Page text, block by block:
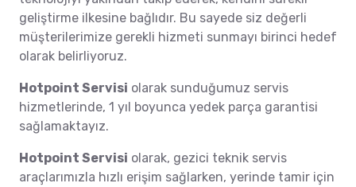
geliştirme ilkesine bağlıdır. Bu sayede siz değerli
müşterilerimize gerekli hizmeti sunmayı birinci hedef
olarak belirliyoruz.
Hotpoint Servisi olarak sunduğumuz servis
hizmetlerinde, 1 yıl boyunca yedek parça garantisi
sağlamaktayız.
Hotpoint Servisi olarak, gezici teknik servis
araçlarımızla hızlı erişim sağlarken, yerinde tamir için